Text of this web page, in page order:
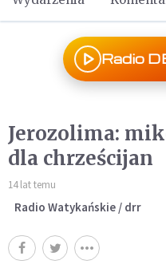
Radio
Jerozolima:
dla chrześcijan
14 lat temu
Radio Watykańskie / drr